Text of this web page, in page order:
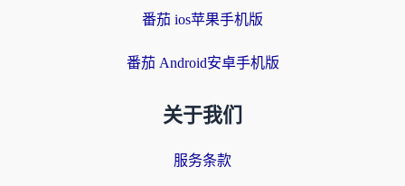
番茄 ios苹果手机版
番茄 Android安卓手机版
关于我们
服务条款